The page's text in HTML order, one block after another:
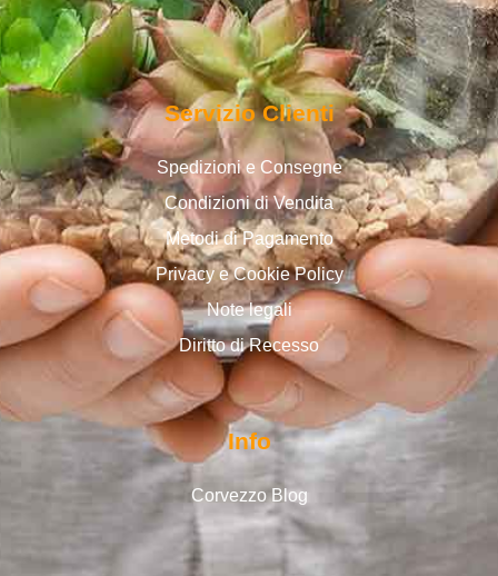
Servizio Clienti
Spedizioni e Consegne
Condizioni di Vendita
Metodi di Pagamento
Privacy e Cookie Policy
Note legali
Diritto di Recesso
Info
Corvezzo Blog